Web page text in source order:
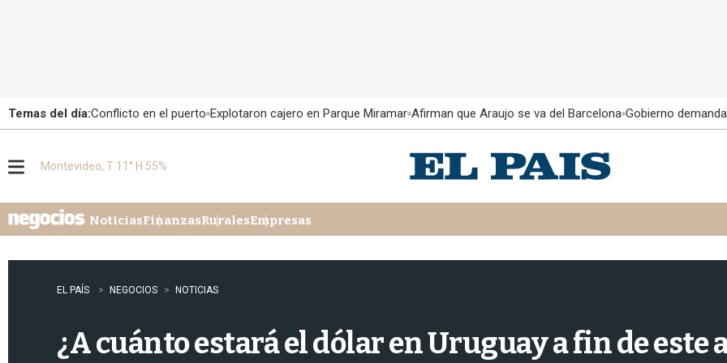
Temas del día:Conflicto en el puerto Explotaron cajero en Parque Miramar Afirman que Araujo se va del Barcelona Gobierno
u
Montevideo, T 11° H 55%
NoticiasFinanzasRuralesEmpresas
EL PAÍS NEGOCIOS NOTICIAS
¿A cuánto estará el dólar en Uruguay a fin de este